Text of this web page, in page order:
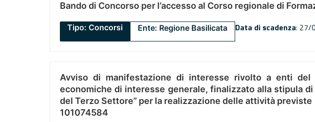
Bando di Concorso per l’accesso al Corso regionale di
Tipo: Concorsi Ente: Regione Basilicata Data di scadenza: 27/
Avviso di manifestazione di interesse rivolto a enti
economiche di interesse generale, finalizzato alla stipula di
del Terzo Settore” per la realizzazione delle attività previste
101074584